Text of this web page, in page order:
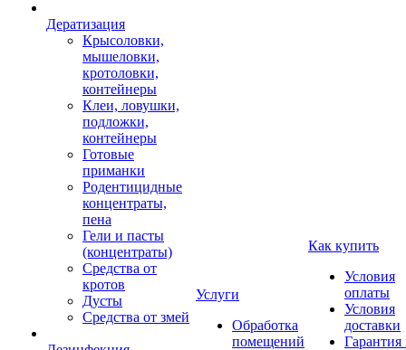
Дератизация
Крысоловки,
мышеловки,
кротоловки,
контейнеры
Клеи, ловушки,
подложки,
контейнеры
Готовые
приманки
Родентицидные
концентраты,
пена
Гели и пасты
(концентраты)
Средства от
кротов
Дусты
Средства от змей
Услуги
Обработка
помещений
Как купить
Условия
оплаты
Условия
доставки
Гарантия